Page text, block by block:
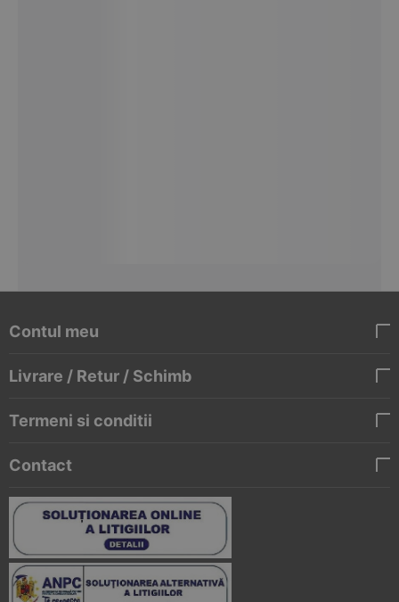
Contul meu
Livrare / Retur / Schimb
Termeni si conditii
Contact